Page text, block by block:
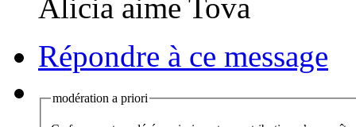
Alicia aime Tova
Répondre à ce message
modération a priori